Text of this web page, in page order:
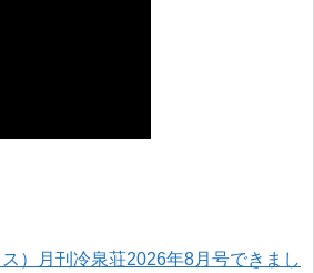
ス）月刊冷泉荘2026年8月号できまし